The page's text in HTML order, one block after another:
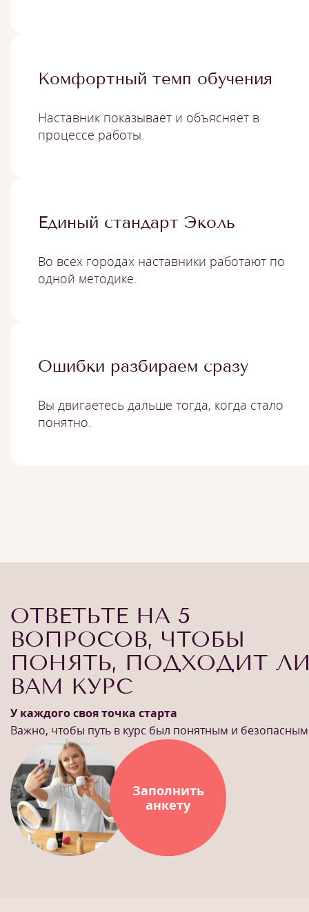
Комфортный темп обучения
Наставник показывает и объясняет в
процессе работы.
Единый стандарт Эколь
Во всех городах наставники работают по
одной методике.
Ошибки разбираем сразу
Вы двигаетесь дальше тогда, когда стало
понятно.
ОТВЕТЬТЕ НА 5
ВОПРОСОВ, ЧТОБЫ
ПОНЯТЬ, ПОДХОДИТ
ВАМ КУРС
У каждого своя точка старта
Важно, чтобы путь в курс был понятным и безопасным
Заполнить
анкету